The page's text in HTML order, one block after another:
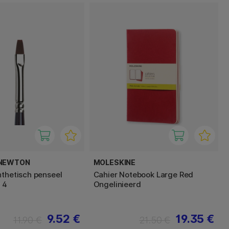
penseel
4
9.52 €
MOLESKINE
Cahier Notebook Large Red
Ongelinieerd
19.35 €